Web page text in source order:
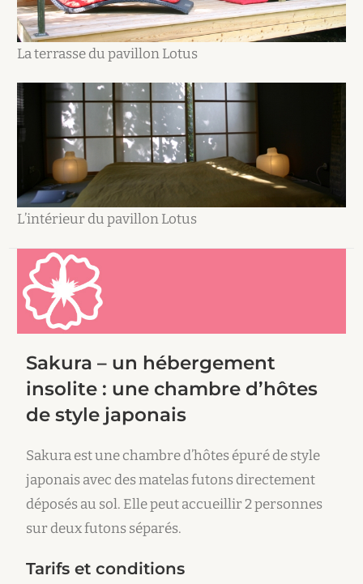
La terrasse du pavillon Lotus
L’intérieur du pavillon Lotus
Sakura – un hébergement
insolite : une chambre d’hôtes
de style japonais
Sakura est une chambre d’hôtes épuré de style
japonais avec des matelas futons directement
déposés au sol. Elle peut accueillir 2 personnes
sur deux futons séparés.
Tarifs et conditions